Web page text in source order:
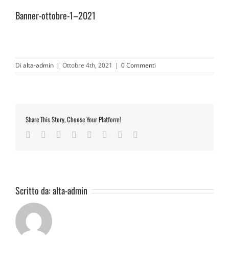
Banner-ottobre-1–2021
Di alta-admin | Ottobre 4th, 2021 | 0 Commenti
Share This Story, Choose Your Platform!
Facebook
TwitterReddit LinkedIn
TumblrPinterest
Scritto da:alta-admin